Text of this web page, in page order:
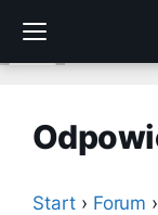
treści
Start › Forum ›